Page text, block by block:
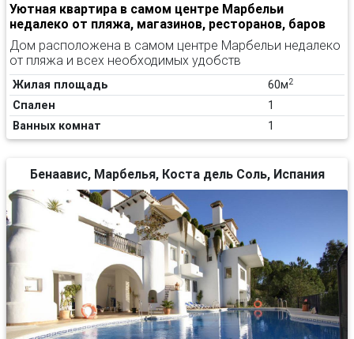
Уютная квартира в самом центре Марбельи
недалеко от пляжа, магазинов, ресторанов, баров
Дом расположена в самом центре Марбельи недалеко
от пляжа и всех необходимых удобств
Жилая площадь 60м2
Спален
1
Ванных комнат
1
Бенаавис, Марбелья, Коста дель Соль, Испания